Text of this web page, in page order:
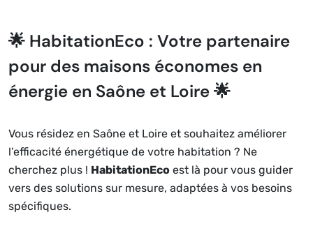
🌟 HabitationEco : Votre partenaire
pour des maisons économes en
énergie en Saône et Loire 🌟
Vous résidez en Saône et Loire et souhaitez améliorer
l’efficacité énergétique de votre habitation ? Ne
cherchez plus ! HabitationEco est là pour vous guider
vers des solutions sur mesure, adaptées à vos besoins
spécifiques.